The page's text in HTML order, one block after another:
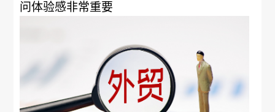
问体验感非常重要